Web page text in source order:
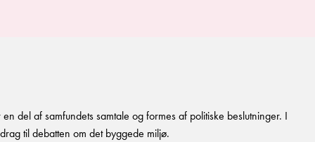
del af samfundets samtale og formes af politiske beslutninger. I
til debatten om det byggede miljø.